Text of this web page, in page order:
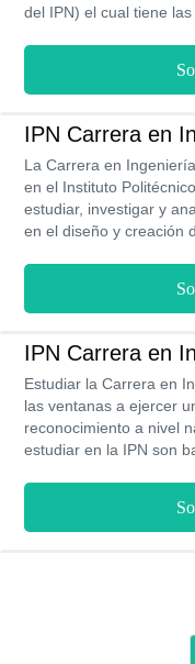
del IPN) el cual tiene
el conocimiento y las
ingeniería en cualquier
electrónica.
IPN Carrera en
La Carrera en
en el Instituto
estudiar, investigar y
en el diseño y creación
con los avances
perfil bastante
se divide en ocho
IPN Carrera en
Estudiar la Carrera en
las ventanas a ejercer
reconocimiento a nivel
estudiar en la IPN son
estudiantes que
deportivo.